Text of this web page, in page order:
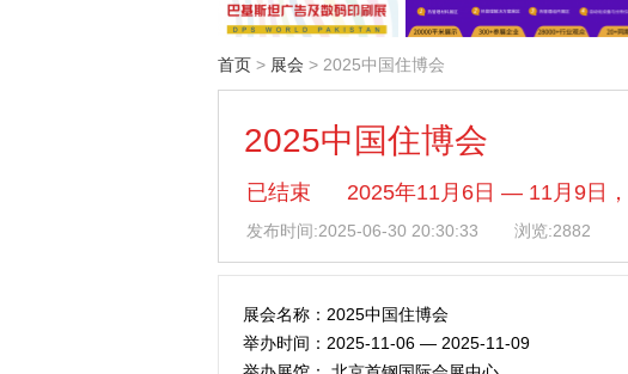
首页 > 展会 > 2025中国住博会
2025中国住博会
发布时间:2025-06-30 20:30:33 浏览:2882
已结束 2025年11月6日 — 11月9日
展会名称：2025中国住博会
举办时间：2025-11-06 — 2025-11-09